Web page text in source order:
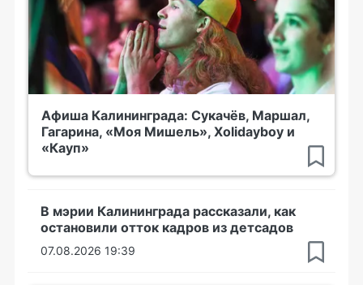
Афиша Калининграда: Сукачёв, Маршал,
Гагарина, «Моя Мишель», Xolidayboy и
«Кауп»
В мэрии Калининграда рассказали, как
остановили отток кадров из детсадов
07.08.2026 19:39